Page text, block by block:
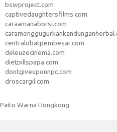
bswproject.com
captivedaughtersfilms.com
caraamanaborsi.com
centralobatpembesar.com
deleuzecinema.com
dietpillspapa.com
dontgiveuponnpc.com
droscargil.com
Paito Warna Hongkong